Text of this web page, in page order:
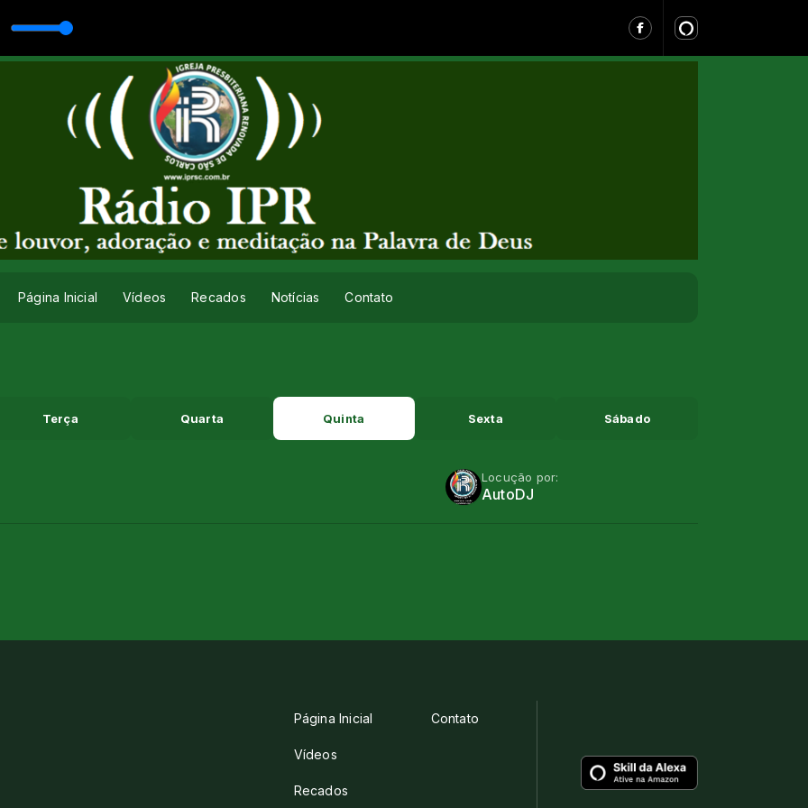
Página Inicial Vídeos Recados Notícias Contato
Terça Quarta Quinta Sexta Sábado
Locução por:
AutoDJ
Página Inicial
Vídeos
Recados
Contato